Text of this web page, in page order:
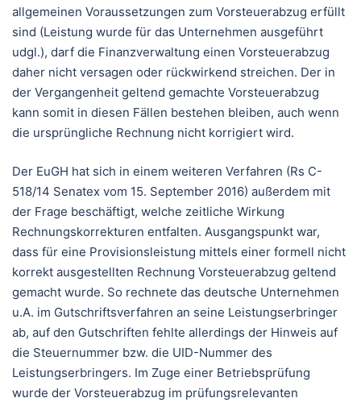
allgemeinen Voraussetzungen zum Vorsteuerabzug erfüllt
sind (Leistung wurde für das Unternehmen ausgeführt
udgl.), darf die Finanzverwaltung einen Vorsteuerabzug
daher nicht versagen oder rückwirkend streichen. Der in
der Vergangenheit geltend gemachte Vorsteuerabzug
kann somit in diesen Fällen bestehen bleiben, auch wenn
die ursprüngliche Rechnung nicht korrigiert wird.
Der EuGH hat sich in einem weiteren Verfahren (Rs C-
518/14 Senatex vom 15. September 2016) außerdem mit
der Frage beschäftigt, welche zeitliche Wirkung
Rechnungskorrekturen entfalten. Ausgangspunkt war,
dass für eine Provisionsleistung mittels einer formell nicht
korrekt ausgestellten Rechnung Vorsteuerabzug geltend
gemacht wurde. So rechnete das deutsche Unternehmen
u.A. im Gutschriftsverfahren an seine Leistungserbringer
ab, auf den Gutschriften fehlte allerdings der Hinweis auf
die Steuernummer bzw. die UID-Nummer des
Leistungserbringers. Im Zuge einer Betriebsprüfung
wurde der Vorsteuerabzug im prüfungsrelevanten